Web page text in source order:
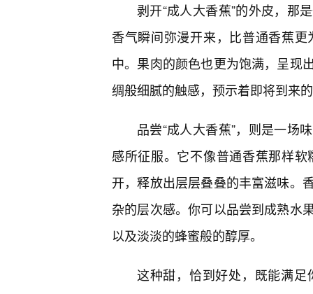
剥开“成人大香蕉”的外皮，那
香气瞬间弥漫开来，比普通香蕉
中。果肉的颜色也更为饱满，呈现
绸般细腻的触感，预示着即将到来
品尝“成人大香蕉”，则是一场
感所征服。它不像普通香蕉那样
开，释放出层层叠叠的丰富滋味。
杂的层次感。你可以品尝到成熟水
以及淡淡的蜂蜜般的醇厚。
这种甜，恰到好处，既能满